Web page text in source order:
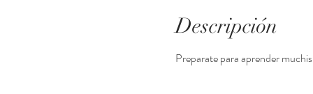
Descripción
Preparate para aprender